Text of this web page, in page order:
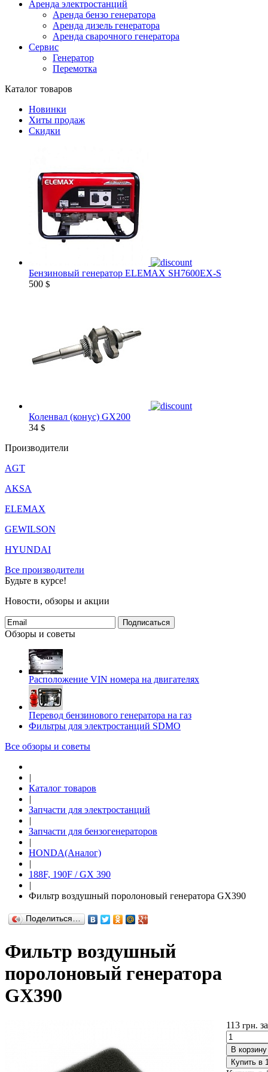
Аренда электростанций
Аренда бензо генератора
Аренда дизель генератора
Аренда сварочного генератора
Сервис
Генератор
Перемотка
Каталог товаров
Новинки
Хиты продаж
Скидки
Бензиновый генератор ELEMAX SH7600EX-S
500 $
Коленвал (конус) GX200
34 $
Производители
AGT
AKSA
ELEMAX
GEWILSON
HYUNDAI
Все производители
Будьте в курсе!
Новости, обзоры и акции
Подписаться
Обзоры и советы
Расположение VIN номера на двигателях
Перевод бензинового генератора на газ
Фильтры для электростанций SDMO
Все обзоры и советы
|
Каталог товаров
|
Запчасти для электростанций
|
Запчасти для бензогенераторов
|
HONDA(Aналог)
|
188F, 190F / GX 390
|
Фильтр воздушный поролоновый генератора GX390
Поделиться…
Фильтр воздушный
поролоновый генератора
GX390
113 грн.
В корзину
Купить в